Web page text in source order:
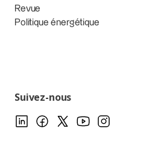
Revue
Politique énergétique
Suivez-nous